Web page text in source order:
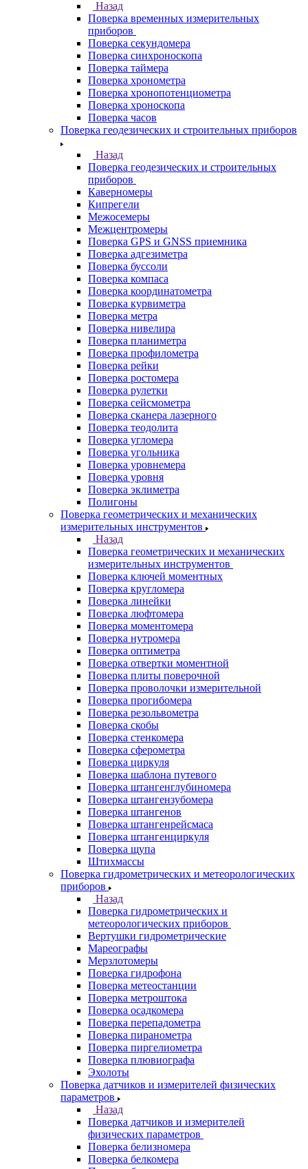
Назад
Поверка временных измерительных
приборов
Поверка секундомера
Поверка синхроноскопа
Поверка таймера
Поверка хронометра
Поверка хронопотенциометра
Поверка хроноскопа
Поверка часов
Поверка геодезических и строительных приборов
Назад
Поверка геодезических и строительных
приборов
Каверномеры
Кипрегели
Межосемеры
Межцентромеры
Поверка GPS и GNSS приемника
Поверка адгезиметра
Поверка буссоли
Поверка компаса
Поверка координатометра
Поверка курвиметра
Поверка метра
Поверка нивелира
Поверка планиметра
Поверка профилометра
Поверка рейки
Поверка ростомера
Поверка рулетки
Поверка сейсмометра
Поверка сканера лазерного
Поверка теодолита
Поверка угломера
Поверка угольника
Поверка уровнемера
Поверка уровня
Поверка эклиметра
Полигоны
Поверка геометрических и механических
измерительных инструментов
Назад
Поверка геометрических и механических
измерительных инструментов
Поверка ключей моментных
Поверка кругломера
Поверка линейки
Поверка люфтомера
Поверка моментомера
Поверка нутромера
Поверка оптиметра
Поверка отвертки моментной
Поверка плиты поверочной
Поверка проволочки измерительной
Поверка прогибомера
Поверка резольвометра
Поверка скобы
Поверка стенкомера
Поверка сферометра
Поверка циркуля
Поверка шаблона путевого
Поверка штангенглубиномера
Поверка штангензубомера
Поверка штангенов
Поверка штангенрейсмаса
Поверка штангенциркуля
Поверка щупа
Штихмассы
Поверка гидрометрических и метеорологических
приборов
Назад
Поверка гидрометрических и
метеорологических приборов
Вертушки гидрометрические
Мареографы
Мерзлотомеры
Поверка гидрофона
Поверка метеостанции
Поверка метроштока
Поверка осадкомера
Поверка перепадометра
Поверка пиранометра
Поверка пиргелиометра
Поверка плювиографа
Эхолоты
Поверка датчиков и измерителей физических
параметров
Назад
Поверка датчиков и измерителей
физических параметров
Поверка белизномера
Поверка белкомера